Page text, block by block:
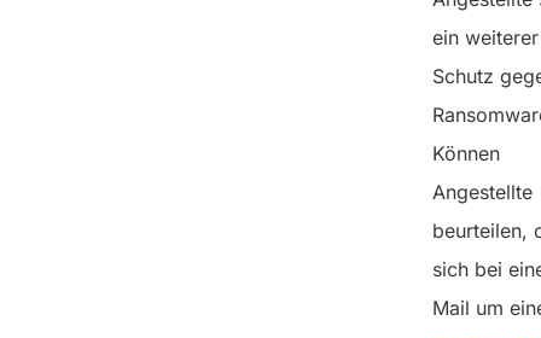
ein weiterer
Schutz
Können
Angestellte
beurteilen,
sich bei
Mail um